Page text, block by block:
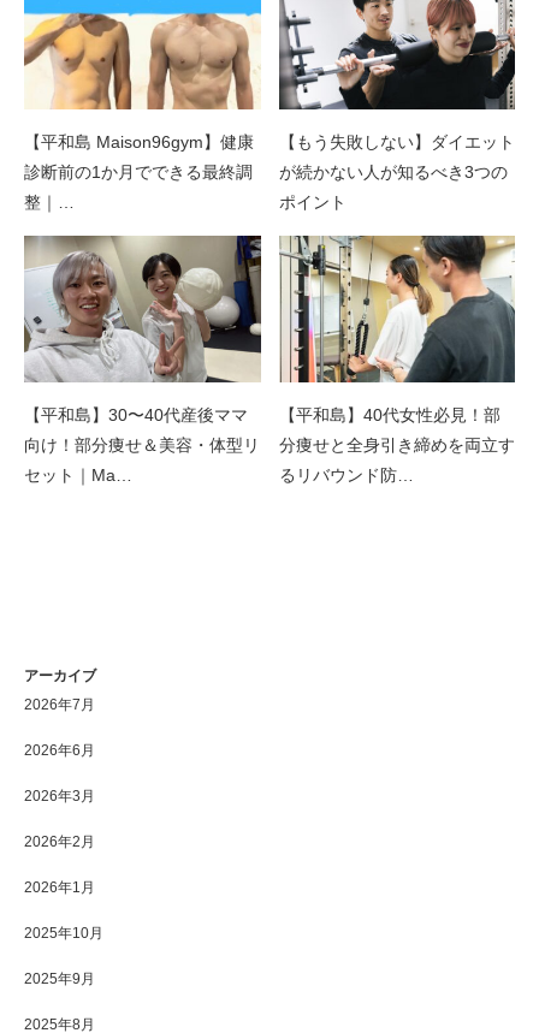
【平和島 Maison96gym】健康
診断前の1か月でできる最終調
整｜…
【もう失敗しない】ダイエット
が続かない人が知るべき3つの
ポイント
【平和島】30〜40代産後ママ
向け！部分痩せ＆美容・体型リ
セット｜Ma…
【平和島】40代女性必見！部
分痩せと全身引き締めを両立す
るリバウンド防…
アーカイブ
2026年7月
2026年6月
2026年3月
2026年2月
2026年1月
2025年10月
2025年9月
2025年8月